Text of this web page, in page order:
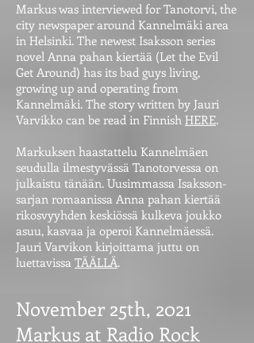
Markus was interviewed for Tanotorvi, the
city newspaper around Kannelmäki area
in Helsinki. The newest Isaksson series
novel Anna pahan kiertää (Let the Evil
Get Around) has its bad guys living,
growing up and operating from
Kannelmäki. The story written by Jauri
Varvikko can be read in Finnish HERE.
Markuksen haastattelu Kannelmäen
seudulla ilmestyvässä Tanotorvessa on
julkaistu tänään. Uusimmassa Isaksson-
sarjan romaanissa Anna pahan kiertää
rikosvyyhden keskiössä kulkeva joukko
asuu, kasvaa ja operoi Kannelmäessä.
Jauri Varvikon kirjoittama juttu on
luettavissa TÄÄLLÄ.
November 25th, 2021
Markus at Radio Rock